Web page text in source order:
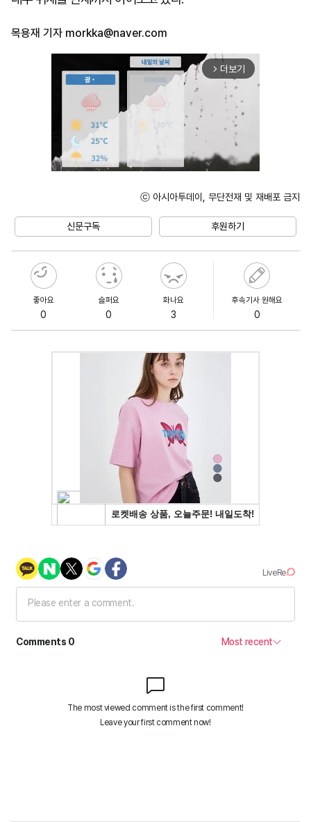
목용재 기자 morkka@naver.com
arrow_forward_ios 더보기
ⓒ 아시아투데이, 무단전재 및 재배포 금지
신문구독 후원하기
좋아요
0
슬퍼요
0
화나요
3
후속기사 원해요
0